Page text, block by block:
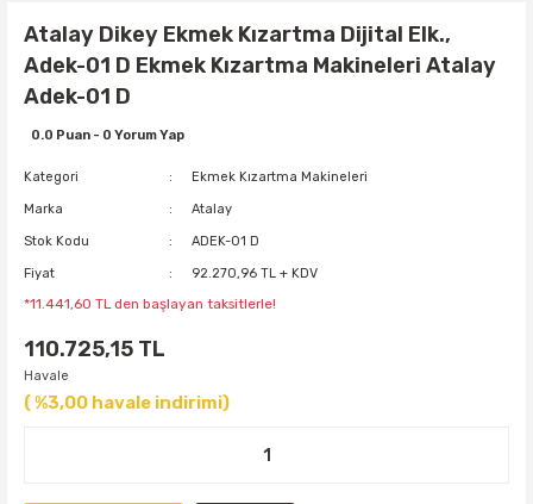
Atalay Dikey Ekmek Kızartma Dijital Elk.,
Adek-01 D Ekmek Kızartma Makineleri Atalay
Adek-01 D
0.0 Puan - 0 Yorum Yap
Kategori Ekmek Kızartma Makineleri
Marka Atalay
Stok Kodu ADEK-01 D
Fiyat 92.270,96 TL + KDV
*11.441,60 TL den başlayan taksitlerle!
110.725,15 TL
Havale
( %3,00 havale indirimi)